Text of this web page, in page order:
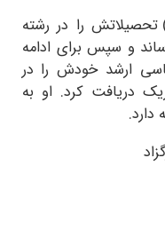
تحصیلاتش را در رشته
و سپس برای ادامه
ارشد خودش را در
دریافت کرد. او به